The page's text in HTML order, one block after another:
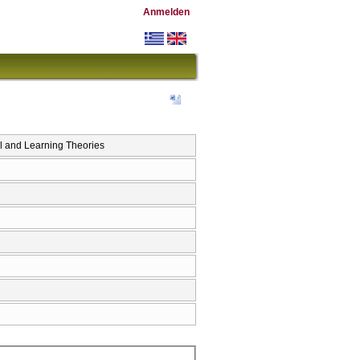
Anmelden
and Learning Theories